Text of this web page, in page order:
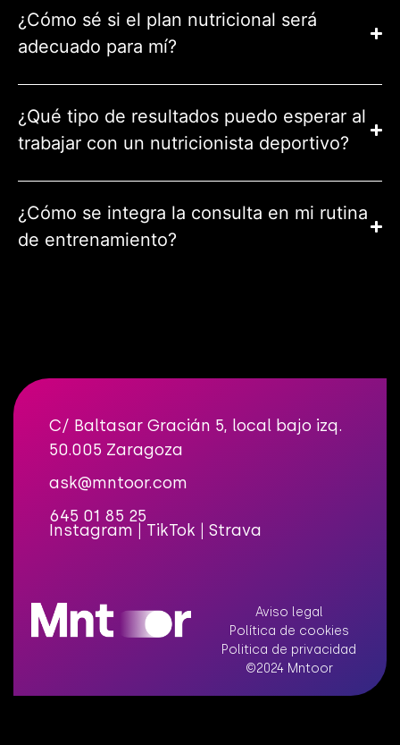
¿Cómo sé si el plan nutricional será
adecuado para mí?
¿Qué tipo de resultados puedo esperar al
trabajar con un nutricionista deportivo?
¿Cómo se integra la consulta en mi rutina
de entrenamiento?
C/ Baltasar Gracián 5, local bajo izq.
50.005 Zaragoza
ask@mntoor.com
645 01 85 25
Instagram TikTok Strava
Aviso legal
Política de cookies
Politica de privacidad
©2024 Mntoor